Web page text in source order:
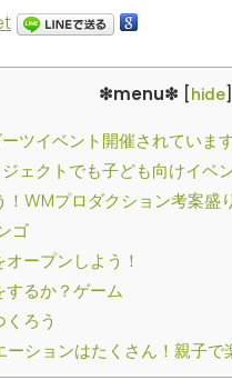
❇︎menu❇︎ hide]
ツイベント開催されていま
ェクトでも子ども向けイベ
WMプロダクション考案盛
ゴ
ープンしよう！
するか？ゲーム
ろう
ションはたくさん！親子で